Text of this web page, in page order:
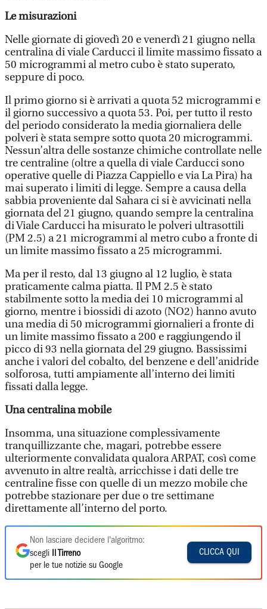
Le misurazioni
Nelle giornate di giovedì 20 e venerdì 21 giugno nella
centralina di viale Carducci il limite massimo fissato a
50 microgrammi al metro cubo è stato superato,
seppure di poco.
Il primo giorno si è arrivati a quota 52 microgrammi e
il giorno successivo a quota 53. Poi, per tutto il resto
del periodo considerato la media giornaliera delle
polveri è stata sempre sotto quota 20 microgrammi.
Nessun’altra delle sostanze chimiche controllate nelle
tre centraline (oltre a quella di viale Carducci sono
operative quelle di Piazza Cappiello e via La Pira) ha
mai superato i limiti di legge. Sempre a causa della
sabbia proveniente dal Sahara ci si è avvicinati nella
giornata del 21 giugno, quando sempre la centralina
di Viale Carducci ha misurato le polveri ultrasottili
(PM 2.5) a 21 microgrammi al metro cubo a fronte di
un limite massimo fissato a 25 microgrammi.
Ma per il resto, dal 13 giugno al 12 luglio, è stata
praticamente calma piatta. Il PM 2.5 è stato
stabilmente sotto la media dei 10 microgrammi al
giorno, mentre i biossidi di azoto (NO2) hanno avuto
una media di 50 microgrammi giornalieri a fronte di
un limite massimo fissato a 200 e raggiungendo il
picco di 93 nella giornata del 29 giugno. Bassissimi
anche i valori del cobalto, del benzene e dell’anidride
solforosa, tutti ampiamente all’interno dei limiti
fissati dalla legge.
Una centralina mobile
Insomma, una situazione complessivamente
tranquillizzante che, magari, potrebbe essere
ulteriormente convalidata qualora ARPAT, così come
avvenuto in altre realtà, arricchisse i dati delle tre
centraline fisse con quelle di un mezzo mobile che
potrebbe stazionare per due o tre settimane
direttamente all’interno del porto.
Non lasciare decidere l'algoritmo:
scegli
Il Tirreno
per le tue notizie su Google
CLICCA QUI